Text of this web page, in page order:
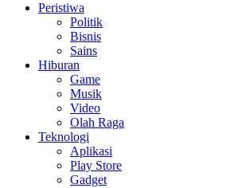
Peristiwa
Politik
Bisnis
Sains
Hiburan
Game
Musik
Video
Olah Raga
Teknologi
Aplikasi
Play Store
Gadget